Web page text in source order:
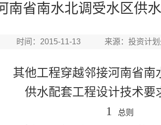
南省南水北调受水区供
时间：2015-11-13 来源：投资计
其他工程穿越邻接河南省南
供水配套工程设计技术要
1
总则